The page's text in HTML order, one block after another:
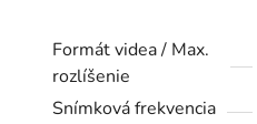
Formát videa / Max.
rozlíšenie
Snímková frekvencia